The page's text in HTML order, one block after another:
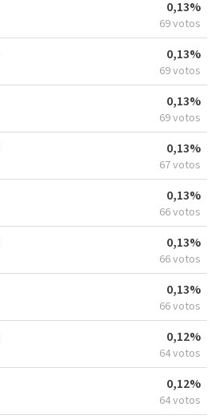
0,13%
69 votos
0,13%
69 votos
0,13%
69 votos
0,13%
67 votos
0,13%
66 votos
0,13%
66 votos
0,13%
66 votos
0,12%
64 votos
0,12%
64 votos